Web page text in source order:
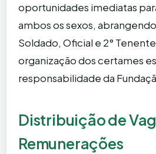
oportunidades imediatas
ambos os sexos,
Soldado, Oficial e 2°
organização dos certames
responsabilidade da
Distribuição de
Remunerações